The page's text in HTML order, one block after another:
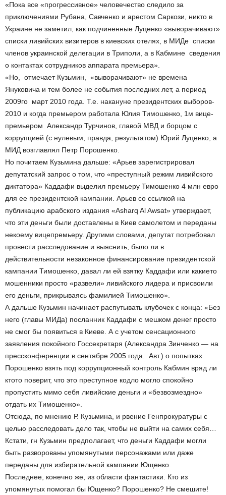
«Пока все «прогрессивное» человечество следило за
приключениями Рубана, Савченко и арестом Саркози, никто в
Украине не заметил, как подчиненные Луценко «выворачивают»
списки ливийских визитеров в киевских отелях, в МИДе ­ списки
членов украинской делегации в Триполи, а в Кабмине ­ сведения
о контактах сотрудников аппарата премьера».
«Но, ­ отмечает Кузьмин, ­ «выворачивают» не времена
Януковича и тем более не события последних лет, а период
2009­го ­ март 2010 года. Т.е. накануне президентских выборов­
2010 и когда премьером работала Юлия Тимошенко, 1­м вице­
премьером ­ Александр Турчинов, главой МВД и борцом с
коррупцией (с нулевым, правда, результатом) Юрий Луценко, а
МИД возглавлял Петр Порошенко.
Но почитаем Кузьмина дальше: «Арьев зарегистрировал
депутатский запрос о том, что «преступный режим ливийского
диктатора» Каддафи выделил премьеру Тимошенко 4 млн евро
для ее президентской кампании. Арьев со ссылкой на
публикацию арабского издания «Asharq Al Awsat» утверждает,
что эти деньги были доставлены в Киев самолетом и переданы
некоему вице­премьеру. Другими словами, депутат потребовал
провести расследование и выяснить, было ли в
действительности незаконное финансирование президентской
кампании Тимошенко, давал ли ей взятку Каддафи или какие­то
мошенники просто «развели» ливийского лидера и присвоили
его деньги, прикрываясь фамилией Тимошенко».
А дальше Кузьмин начинает распутывать клубочек с конца: «Без
него (главы МИДа) посланник Каддафи с мешком денег просто
не смог бы появиться в Киеве. А с учетом сенсационного
заявления покойного Госсекретаря (Александра Зинченко — на
пресс­конференции в сентябре 2005 года. ­ Авт.) о попытках
Порошенко взять под коррупционный контроль Кабмин вряд ли
кто­то поверит, что это преступное кодло могло спокойно
пропустить мимо себя ливийские деньги и «безвозмездно»
отдать их Тимошенко».
Отсюда, по мнению Р. Кузьмина, и рвение Генпрокуратуры с
целью расследовать дело так, чтобы не выйти на самих себя…
Кстати, г­н Кузьмин предполагает, что деньги Каддафи могли
быть разворованы упомянутыми персонажами или даже
переданы для избирательной кампании Ющенко.
Последнее, конечно же, из области фантастики. Кто из
упомянутых помогал бы Ющенко? Порошенко? Не смешите!